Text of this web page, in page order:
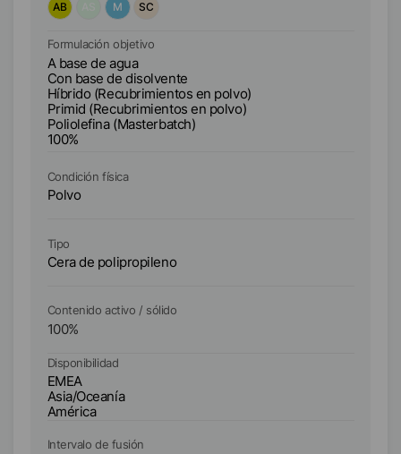
AB M SC
Formulación objetivo
A base de agua
Con base de disolvente
Híbrido (Recubrimientos en polvo)
Primid (Recubrimientos en polvo)
Poliolefina (Masterbatch)
100%
Condición física
Polvo
Tipo
Cera de polipropileno
Contenido activo / sólido
100%
Disponibilidad
EMEA
Asia/Oceanía
América
Intervalo de fusión